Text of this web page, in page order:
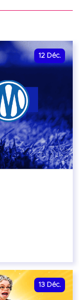
12 Déc.
13 Déc.